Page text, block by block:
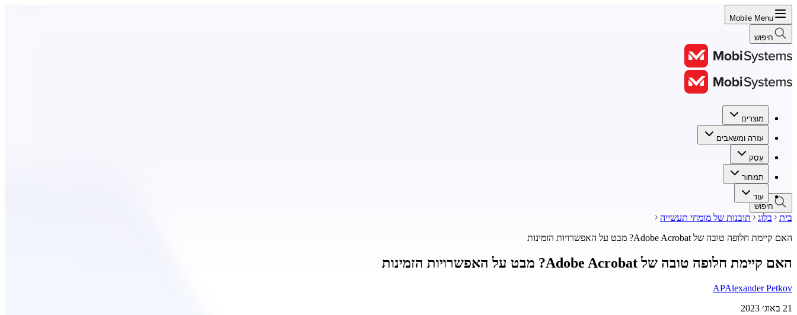
Mobile Menu
חיפוש
מוצרים
עזרה ומשאבים
עֵסֶק
תמחור
עוד
מוצרים
עזרה ומשאבים
עֵסֶק
תמחור
חיפוש
בית בלוג
תובנות של מומחי תעשייה
האם קיימת חלופה טובה של Adobe Acrobat? מבט על האפשרויות הזמינות
האם קיימת חלופה טובה של Adobe Acrobat? מבט על האפשרויות הזמינות
APAlexander Petkov
21 באוג׳ 2023